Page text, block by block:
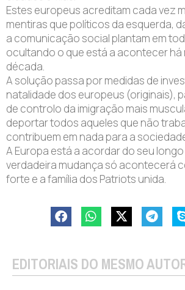
Estes europeus acreditam cada vez
mentiras que políticos da esquerda,
a comunicação social plantam em
ocultando o que está a acontecer há
década.
A solução passa por medidas de
natalidade dos europeus (originais),
de controlo da imigração mais
deportar todos aqueles que não
contribuem em nada para a
A Europa está a acordar do seu
verdadeira mudança só acontecerá
forte e a família dos Patriots unida.
EDITORIAIS DO MESMO